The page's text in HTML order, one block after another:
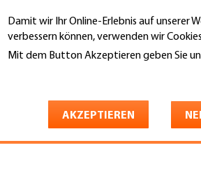
Damit wir Ihr Online-Erlebnis auf unserer
verbessern können, verwenden wir
Mit dem Button Akzeptieren geben Sie
AKZEPTIEREN
zum
Inhalt
FLO Flachdach
GmbH